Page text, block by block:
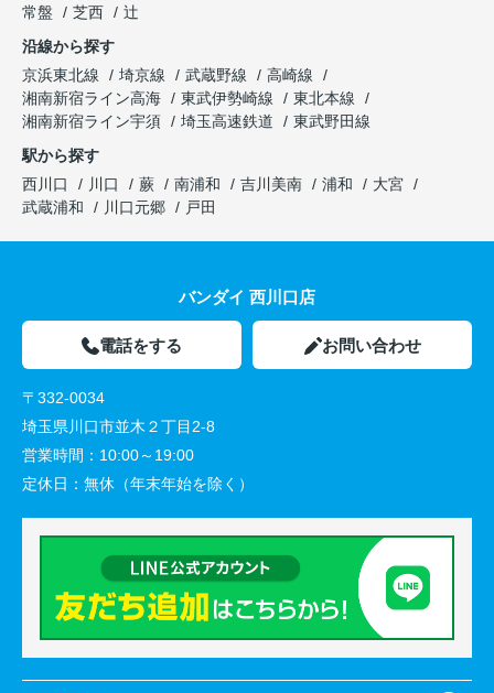
常盤
芝西
辻
沿線から探す
京浜東北線
埼京線 武蔵野線
高崎線
湘南新宿ライン高海
東武伊勢崎線
東北本線
湘南新宿ライン宇須
埼玉高速鉄道
東武野田線
駅から探す
西川口
川口 蕨 南浦和 吉川美南 浦和
大宮
武蔵浦和
川口元郷 戸田
バンダイ 西川口店
電話をする お問い合わせ
〒332-0034
埼玉県川口市並木２丁目2-8
営業時間： 10:00～19:00
定休日： 無休（年末年始を除く）